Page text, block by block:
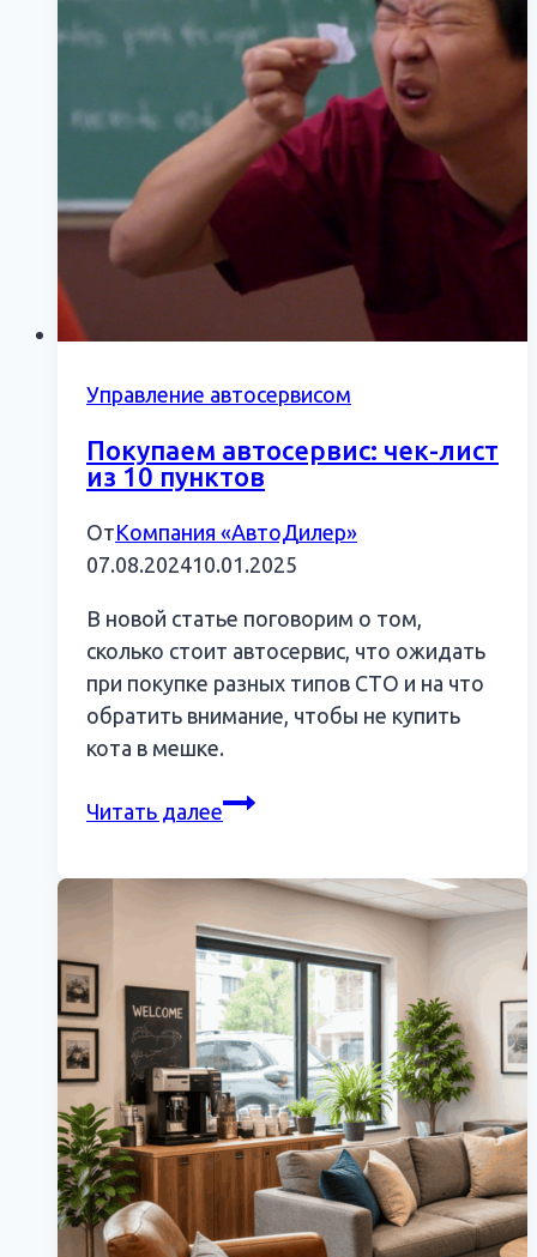
Управление автосервисом
Покупаем автосервис: чек-лист
из 10 пунктов
ОтКомпания «АвтоДилер»
07.08.202410.01.2025
В новой статье поговорим о том,
сколько стоит автосервис, что ожидать
при покупке разных типов СТО и на что
обратить внимание, чтобы не купить
кота в мешке.
Читать далееПокупаем
лист
из
10
пунктов